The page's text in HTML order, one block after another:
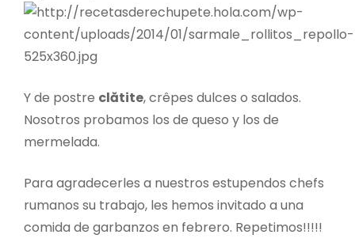
Y de postre clătite, crêpes dulces o salados.
Nosotros probamos los de queso y los de
mermelada.
Para agradecerles a nuestros estupendos chefs
rumanos su trabajo, les hemos invitado a una
comida de garbanzos en febrero. Repetimos!!!!!